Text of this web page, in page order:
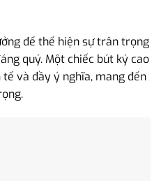
để thể hiện sự trân trọng
quý. Một chiếc bút ký cao
và đầy ý nghĩa, mang đến